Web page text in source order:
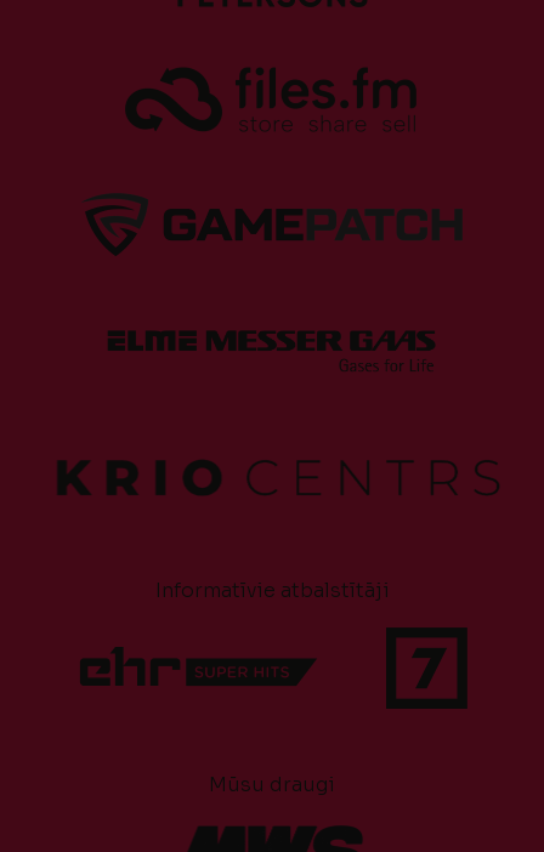
Informatīvie atbalstītāji
Mūsu draugi